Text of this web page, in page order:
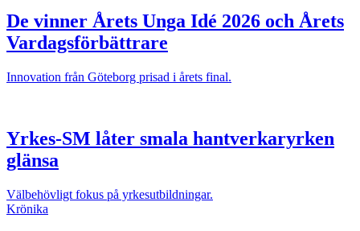
De vinner Årets Unga Idé 2026 och Årets
Vardagsförbättrare
Innovation från Göteborg prisad i årets final.
Yrkes-SM låter smala hantverkaryrken
glänsa
Välbehövligt fokus på yrkesutbildningar.
Krönika